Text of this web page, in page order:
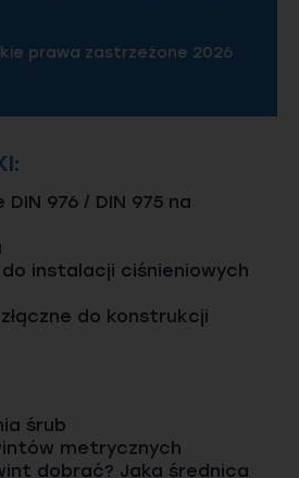
prawa zastrzeżone 2026
976 / DIN 975 na
do instalacji ciśnieniowych
do konstrukcji
śrub
metrycznych
dobrać? Jaka średnica